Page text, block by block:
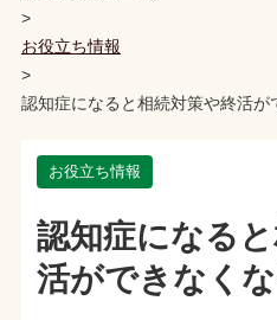
>
お役立ち情報
>
認知症になると相続対策や終活
お役立ち情報
認知症になる
活ができなく